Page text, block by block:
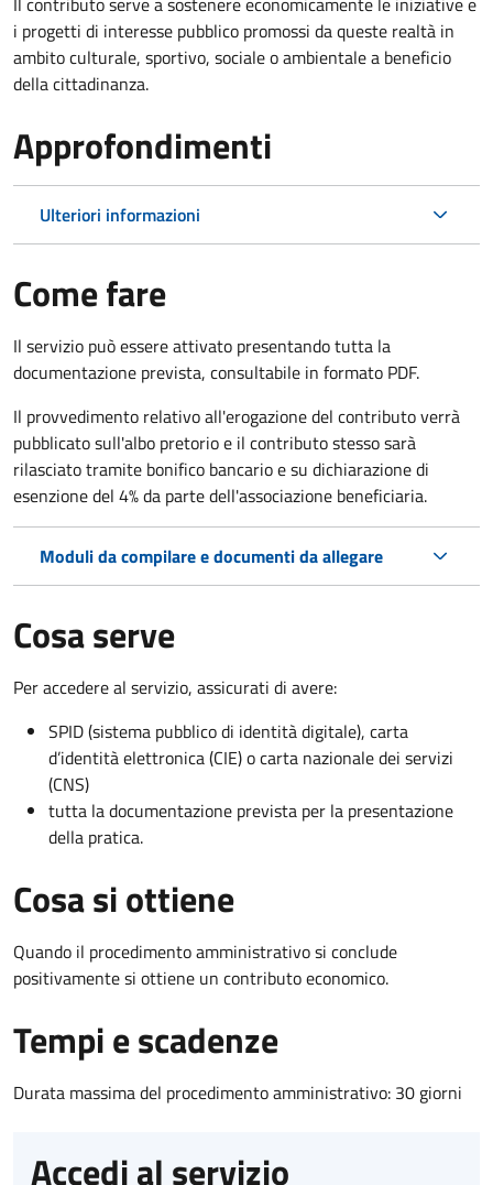
i progetti di interesse pubblico promossi da queste realtà in
ambito culturale, sportivo, sociale o ambientale a beneficio
della cittadinanza.
Approfondimenti
Ulteriori informazioni
Come fare
Il servizio può essere attivato presentando tutta la
documentazione prevista, consultabile in formato PDF.
Il provvedimento relativo all'erogazione del contributo verrà
pubblicato sull'albo pretorio e il contributo stesso sarà
rilasciato tramite bonifico bancario e su dichiarazione di
esenzione del 4% da parte dell'associazione beneficiaria.
Moduli da compilare e documenti da allegare
Cosa serve
Per accedere al servizio, assicurati di avere:
SPID (sistema pubblico di identità digitale), carta
d’identità elettronica (CIE) o carta nazionale dei servizi
(CNS)
tutta la documentazione prevista per la presentazione
della pratica.
Cosa si ottiene
Quando il procedimento amministrativo si conclude
positivamente si ottiene un contributo economico.
Tempi e scadenze
Durata massima del procedimento amministrativo: 30 giorni
Accedi al servizio